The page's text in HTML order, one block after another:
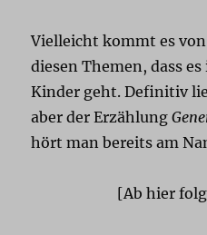
Vielleicht kommt es
diesen Themen, dass es
Kinder geht. Definitiv
aber der Erzählung
hört man bereits am
[Ab hier